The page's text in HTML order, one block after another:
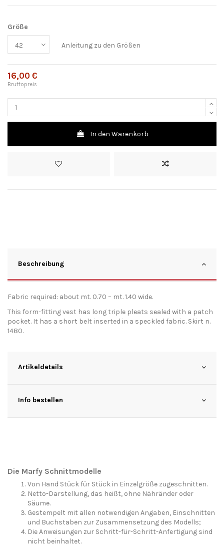
Größe
Anleitung zu den Größen
16,00 €
Bruttopreis
In den Warenkorb
Beschreibung
Fabric required: about mt. 0.70 – mt. 1.40 wide.
This form-fitting vest has long triple pleats sealed with a patch
pocket. It has a short belt inserted in a speckled fabric. Skirt n.
1480.
Artikeldetails
Info bestellen
Die Marfy Schnittmodelle
Von Hand Stück für Stück in Einzelgröße zugeschnitten.
Netto-Darstellung, das heißt, ohne Nähränder oder
Säume.
Gestempelt mit allen notwendigen Angaben, Einschnitten
und Buchstaben zur Zusammensetzung des Modells;
Die Anweisungen zur Schritt-für-Schritt-Anfertigung sind
nicht beinhaltet.